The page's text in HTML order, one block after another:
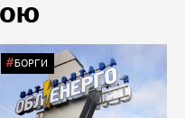
БОРГИ